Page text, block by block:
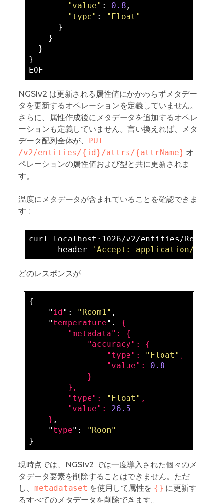
"value" : 0.8 ,
"type" :
"Float"
      }
    }
  }
}
NGSIv2 は更新される属性値にかかわらずメタデー
タを更新するオペレーションを定義していません。
さらに、属性作成後にメタデータを追加するオペレ
ーションも定義していません。言い換えれば、メタ
データ配列全体が、 PUT
/v2/entities/{id}/attrs/{attrName} オ
ペレーションの属性値および型と共に更新されま
す。
温度にメタデータが含まれていることを確認できま
す :
curl localhost:1026/v2/entities/Room1
    -
-header 'Accept: application/json'
どのレスポンスが
{
    "
id": "Room1" ,
    "
temperature": {
        "
metadata": {
            "
accuracy": {
                "
type": "Float" ,
                "
value": 0.8
}
} ,
        "
type": "Float" ,
        "
value": 26.5
} ,
    "
type":
"Room"
現時点では、NGSIv2 では一度導入された個々のメ
タデータ要素を削除することはできません。ただ
し、 metadataset を使用して属性を {} に更新す
るすべてのメタデータを削除できます。